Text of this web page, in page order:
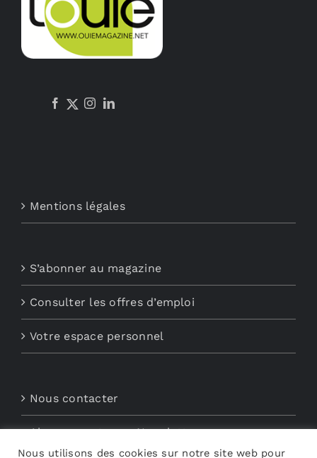
Mentions légales
S’abonner au magazine
Consulter les offres d’emploi
Votre espace personnel
Nous contacter
Abonnements aux Newsletters
Nous utilisons des cookies sur notre site web pour